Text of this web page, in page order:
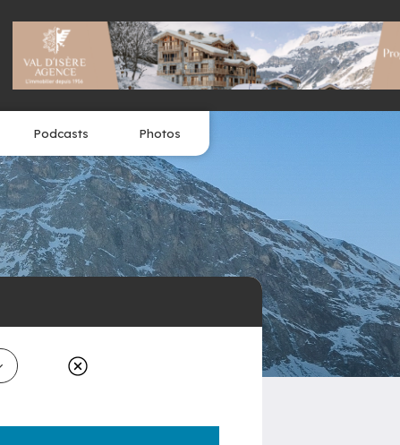
Podcasts Photos